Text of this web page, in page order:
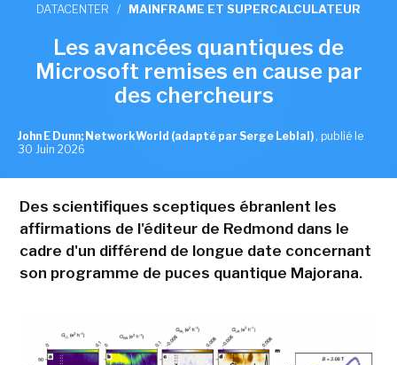
DATACENTER / MAINFRAME ET SUPERCALCULATEUR
Les avancées quantiques de
Microsoft remises en cause par
des chercheurs
John E Dunn; NetworkWorld (adapté par Serge Leblal) , publié le
30 Juin 2026
Des scientifiques sceptiques ébranlent les
affirmations de l'éditeur de Redmond dans le
cadre d'un différend de longue date concernant
son programme de puces quantique Majorana.